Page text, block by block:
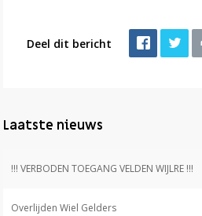
Deel dit bericht
Laatste nieuws
!!! VERBODEN TOEGANG VELDEN WIJLRE !!!
Overlijden Wiel Gelders